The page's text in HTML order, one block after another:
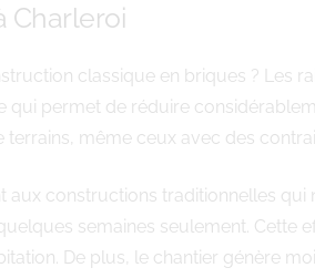
Charleroi
classique en briques ? Les
qui permet de réduire
même ceux avec des
constructions traditionnelles qui
semaines seulement. Cette
De plus, le chantier génère